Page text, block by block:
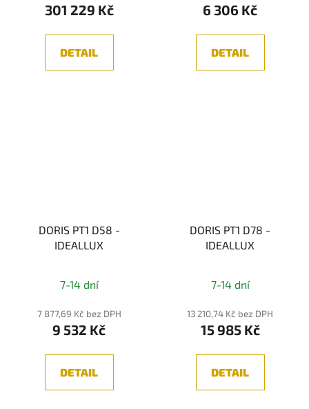
301 229 Kč
DETAIL
6 306 Kč
DETAIL
DORIS PT1 D58 -
IDEALLUX
7-14 dní
7 877,69 Kč bez DPH
9 532 Kč
DETAIL
DORIS PT1 D78 -
IDEALLUX
7-14 dní
13 210,74 Kč bez DPH
15 985 Kč
DETAIL